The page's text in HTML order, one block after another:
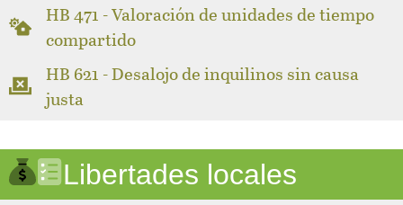
HB 471 - Valoración de unidades de tiempo
compartido
HB 621 - Desalojo de inquilinos sin causa
justa
Libertades locales